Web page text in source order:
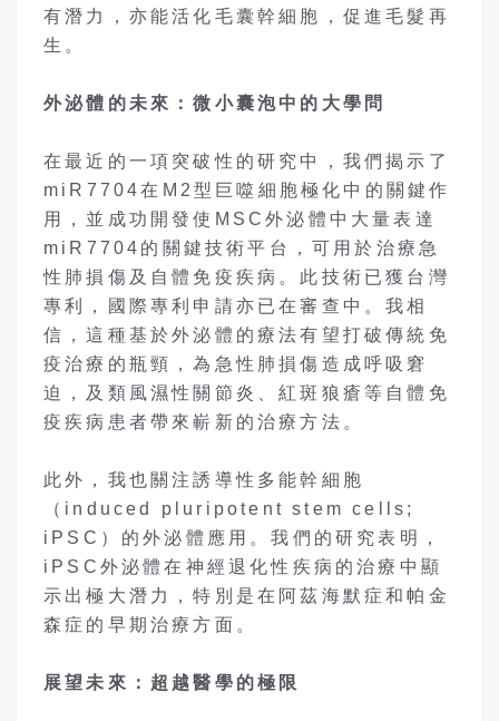
有潛力，亦能活化毛囊幹細胞，促進毛髮再
生。
外泌體的未來：微小囊泡中的大學問
在最近的一項突破性的研究中，我們揭示了
miR7704在M2型巨噬細胞極化中的關鍵作
用，並成功開發使MSC外泌體中大量表達
miR7704的關鍵技術平台，可用於治療急
性肺損傷及自體免疫疾病。此技術已獲台灣
專利，國際專利申請亦已在審查中。我相
信，這種基於外泌體的療法有望打破傳統免
疫治療的瓶頸，為急性肺損傷造成呼吸窘
迫，及類風濕性關節炎、紅斑狼瘡等自體免
疫疾病患者帶來嶄新的治療方法。
此外，我也關注誘導性多能幹細胞
（induced pluripotent stem cells;
iPSC）的外泌體應用。我們的研究表明，
iPSC外泌體在神經退化性疾病的治療中顯
示出極大潛力，特別是在阿茲海默症和帕金
森症的早期治療方面。
展望未來：超越醫學的極限